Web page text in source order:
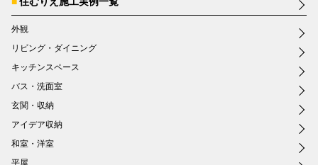
外観
リビング・ダイニング
キッチンスペース
バス・洗面室
玄関・収納
アイデア収納
和室・洋室